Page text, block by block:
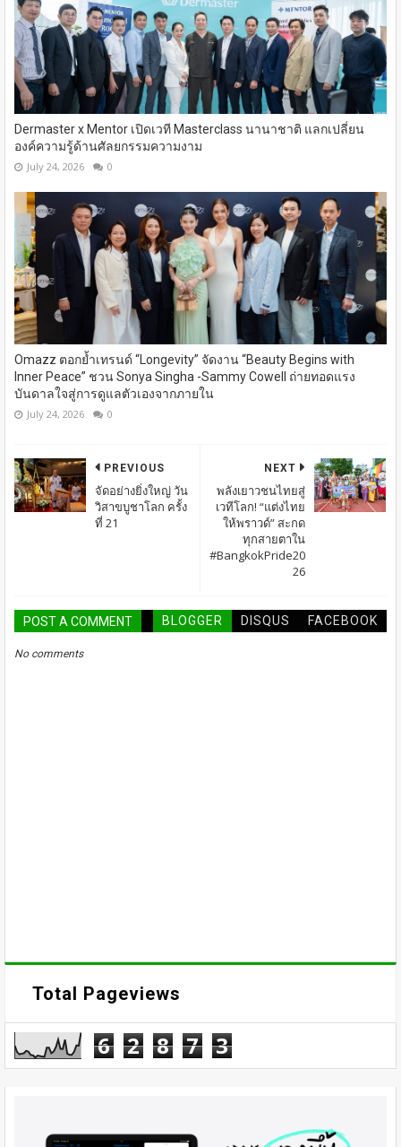
Dermaster x Mentor เปิดเวที Masterclass นานาชาติ​ แลกเปลี่ยน
องค์ความรู้ด้านศัลยกรรมความงาม
July 24, 2026 0
Omazz ตอกย้ำเทรนด์ “Longevity” จัดงาน “Beauty Begins with
Inner Peace” ชวน Sonya Singha -​Sammy Cowell ถ่ายทอดแรง
บันดาลใจสู่การดูแลตัวเองจากภายใน
July 24, 2026 0
NEXT
พลังเยาวชนไทยสู่
เวทีโลก! “แต่งไทย
ให้พราวด์” สะกด
ทุกสายตาใน
#BangkokPride20
26
PREVIOUS
จัดอย่างยิ่งใหญ่ วัน
วิสาขบูชาโลก ครั้ง
ที่ 21
POST A COMMENT BLOGGER DISQUS FACEBOOK
No comments
Total Pageviews
6 2 8 7 3